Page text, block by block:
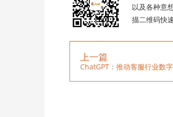
以及各种意
描二维码快
上一篇
ChatGPT：推动客服行业数